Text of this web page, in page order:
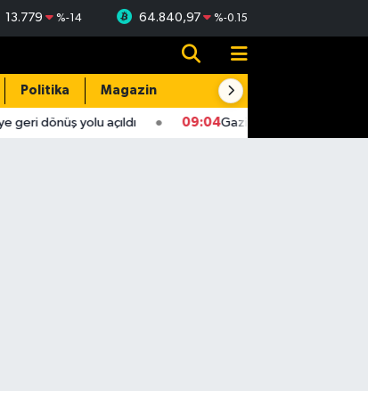
13.779 %-14 64.840,97 %-0.15
Politika Magazin Resmi İlanlar
dönüş yolu açıldı 09:04Gaziantep'te 4,5